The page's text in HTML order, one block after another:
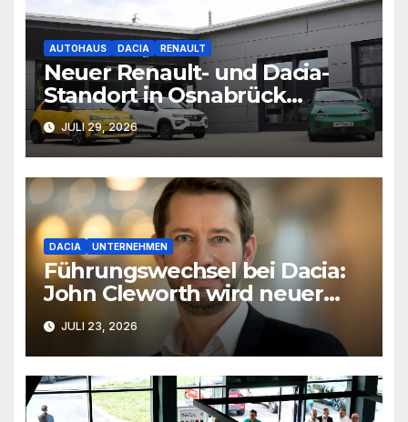
AUTOHAUS DACIA RENAULT
Neuer Renault- und Dacia-
Standort in Osnabrück
eröffnet
JULI 29, 2026
DACIA UNTERNEHMEN
Führungswechsel bei Dacia:
John Cleworth wird neuer
Produktchef
JULI 23, 2026